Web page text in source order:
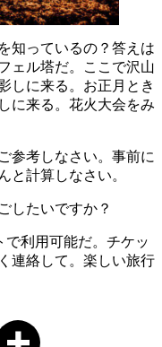
知っているの？答えは
ェル塔だ。ここで沢山
しに来る。お正月とき
に来る。花火大会をみ
参考しなさい。事前に
と計算しなさい。
したいですか？
で利用可能だ。チケッ
連絡して。楽しい旅行